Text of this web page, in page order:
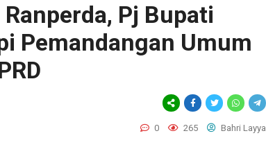
Pj Bupati
Pemandangan Umum
0 265 Bahri Layya